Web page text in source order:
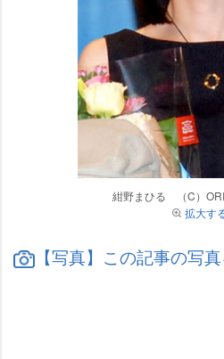
紺野まひる （C）
拡大す
【写真】この記事の写